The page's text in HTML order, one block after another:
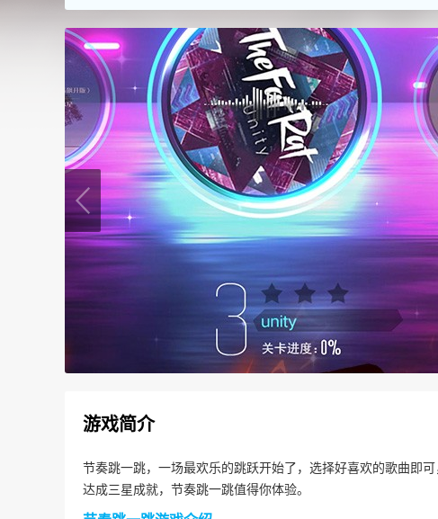
游戏简介
节奏跳一跳，一场最欢乐的跳跃开始了，选择好喜欢的歌曲即
达成三星成就，节奏跳一跳值得你体验。